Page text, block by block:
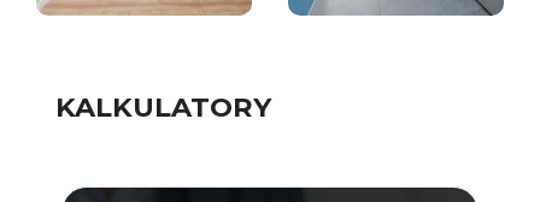
KALKULATORY